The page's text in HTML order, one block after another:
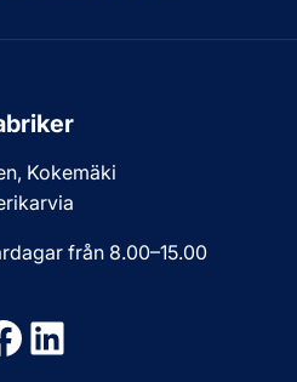
Kokemäki
från 8.00–15.00
LinkedIn